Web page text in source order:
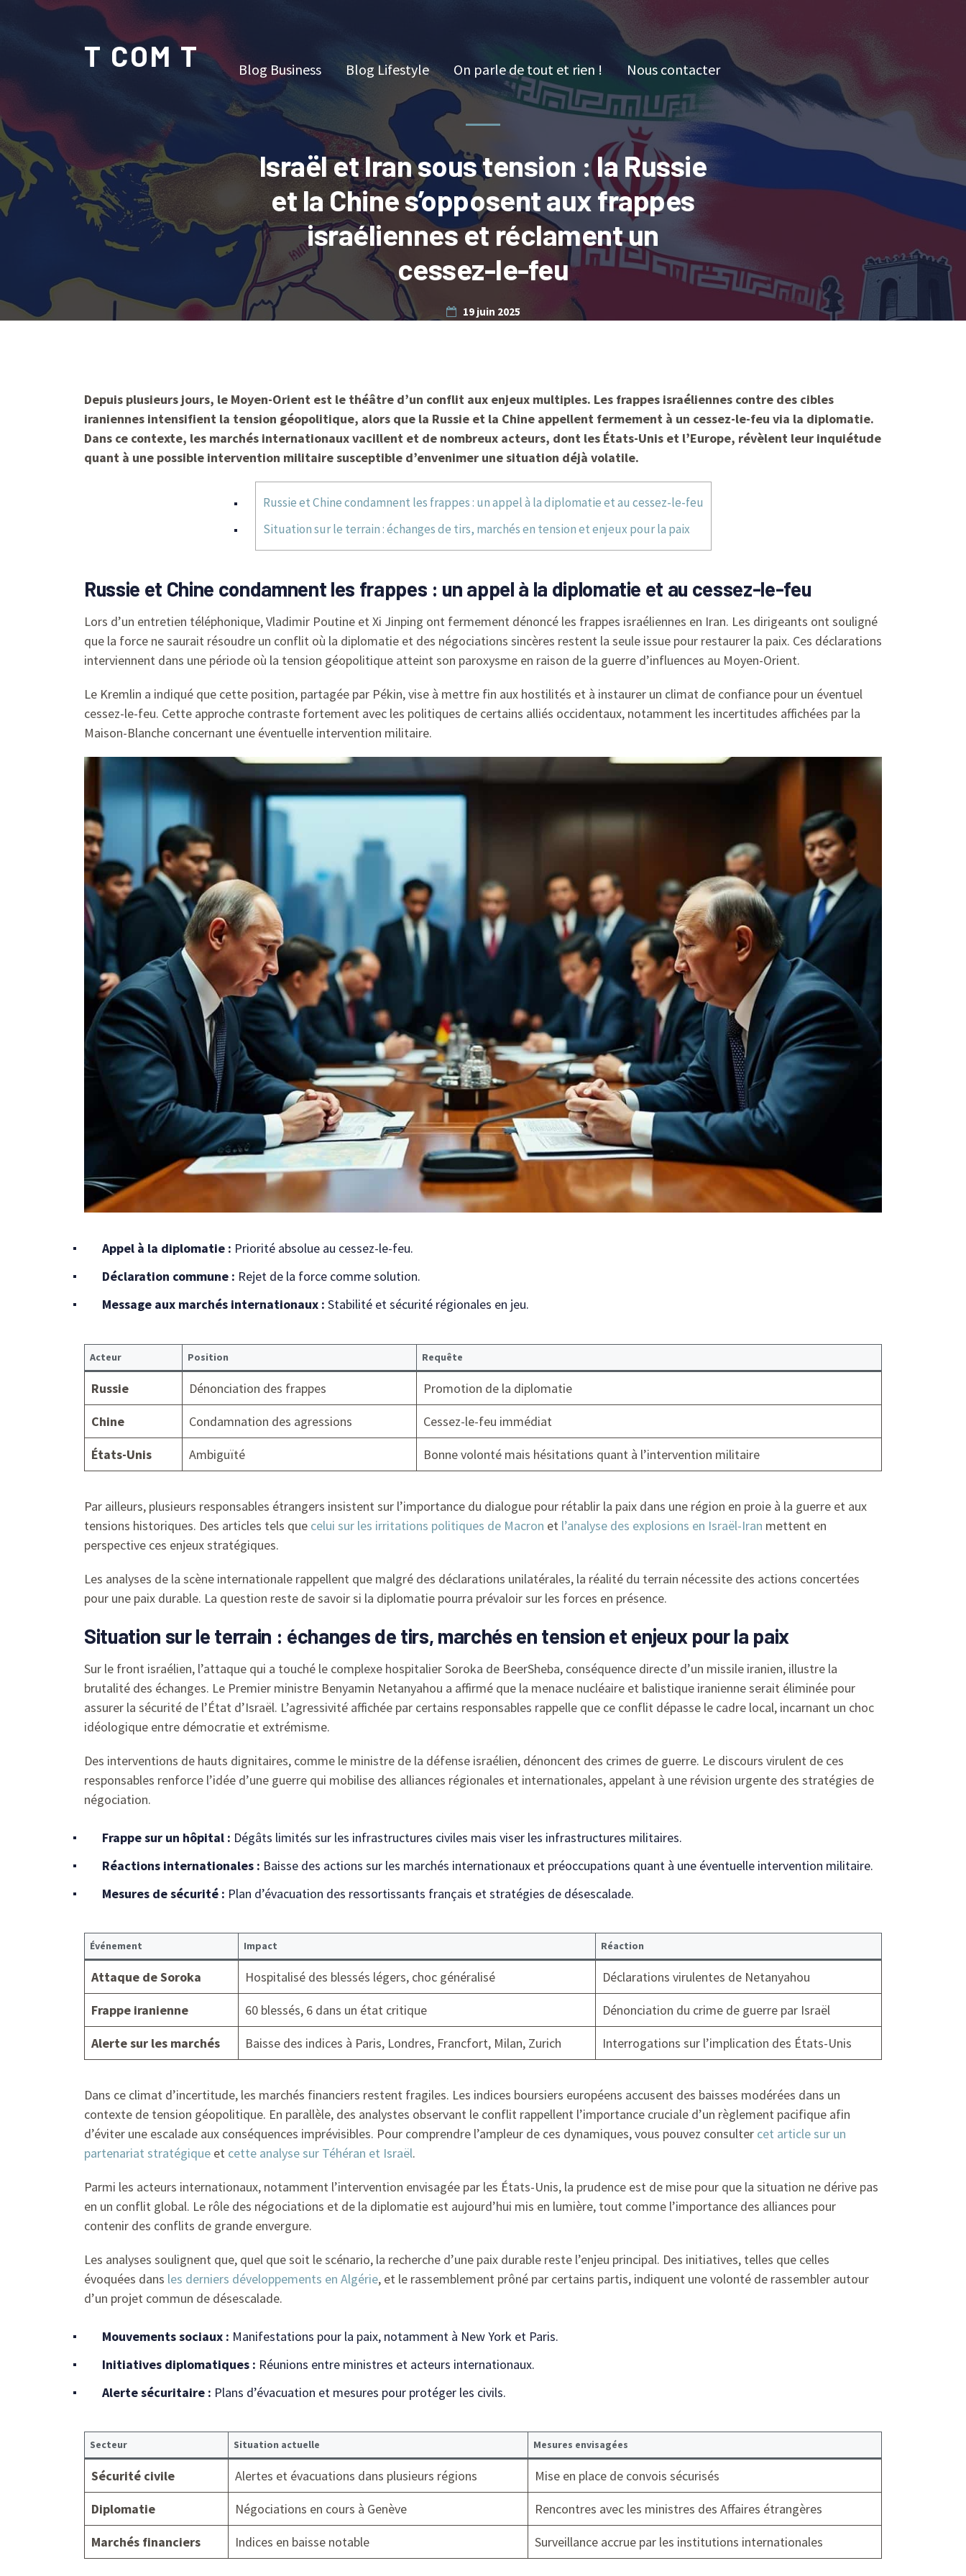
T COM T Blog Business Blog Lifestyle On parle de tout et rien ! Nous contacter
Israël et Iran sous tension : la Russie
et la Chine s’opposent aux frappes
israéliennes et réclament un
cessez-le-feu
19 juin 2025
Depuis plusieurs jours, le Moyen-Orient est le théâtre d’un conflit aux enjeux multiples. Les frappes israéliennes contre des cibles
iraniennes intensifient la tension géopolitique, alors que la Russie et la Chine appellent fermement à un cessez-le-feu via la diplomatie.
Dans ce contexte, les marchés internationaux vacillent et de nombreux acteurs, dont les États-Unis et l’Europe, révèlent leur inquiétude
quant à une possible intervention militaire susceptible d’envenimer une situation déjà volatile.
Russie et Chine condamnent les frappes : un appel à la diplomatie et au cessez-le-feu
Situation sur le terrain : échanges de tirs, marchés en tension et enjeux pour la paix
Russie et Chine condamnent les frappes : un appel à la diplomatie et au cessez-le-feu
Lors d’un entretien téléphonique, Vladimir Poutine et Xi Jinping ont fermement dénoncé les frappes israéliennes en Iran. Les dirigeants ont souligné
que la force ne saurait résoudre un conflit où la diplomatie et des négociations sincères restent la seule issue pour restaurer la paix. Ces déclarations
interviennent dans une période où la tension géopolitique atteint son paroxysme en raison de la guerre d’influences au Moyen-Orient.
Le Kremlin a indiqué que cette position, partagée par Pékin, vise à mettre fin aux hostilités et à instaurer un climat de confiance pour un éventuel
cessez-le-feu. Cette approche contraste fortement avec les politiques de certains alliés occidentaux, notamment les incertitudes affichées par la
Maison-Blanche concernant une éventuelle intervention militaire.
Appel à la diplomatie : Priorité absolue au cessez-le-feu.
Déclaration commune : Rejet de la force comme solution.
Message aux marchés internationaux : Stabilité et sécurité régionales en jeu.
Acteur Position Requête
Russie Dénonciation des frappes
Promotion de la diplomatie
Chine
Condamnation des agressions
Cessez-le-feu immédiat
États-Unis
Ambiguïté Bonne volonté mais hésitations quant à l’intervention militaire
Par ailleurs, plusieurs responsables étrangers insistent sur l’importance du dialogue pour rétablir la paix dans une région en proie à la guerre et aux
tensions historiques. Des articles tels que celui sur les irritations politiques de Macron et l’analyse des explosions en Israël-Iran mettent en
perspective ces enjeux stratégiques.
Les analyses de la scène internationale rappellent que malgré des déclarations unilatérales, la réalité du terrain nécessite des actions concertées
pour une paix durable. La question reste de savoir si la diplomatie pourra prévaloir sur les forces en présence.
Situation sur le terrain : échanges de tirs, marchés en tension et enjeux pour la paix
Sur le front israélien, l’attaque qui a touché le complexe hospitalier Soroka de BeerSheba, conséquence directe d’un missile iranien, illustre la
brutalité des échanges. Le Premier ministre Benyamin Netanyahou a affirmé que la menace nucléaire et balistique iranienne serait éliminée pour
assurer la sécurité de l’État d’Israël. L’agressivité affichée par certains responsables rappelle que ce conflit dépasse le cadre local, incarnant un choc
idéologique entre démocratie et extrémisme.
Des interventions de hauts dignitaires, comme le ministre de la défense israélien, dénoncent des crimes de guerre. Le discours virulent de ces
responsables renforce l’idée d’une guerre qui mobilise des alliances régionales et internationales, appelant à une révision urgente des stratégies de
négociation.
Frappe sur un hôpital : Dégâts limités sur les infrastructures civiles mais viser les infrastructures militaires.
Réactions internationales : Baisse des actions sur les marchés internationaux et préoccupations quant à une éventuelle intervention militaire.
Mesures de sécurité : Plan d’évacuation des ressortissants français et stratégies de désescalade.
Événement Impact Réaction
Attaque de Soroka Hospitalisé des blessés légers, choc généralisé
Déclarations virulentes de Netanyahou
Frappe iranienne
60 blessés, 6 dans un état critique
Dénonciation du crime de guerre par Israël
Alerte sur les marchés
Baisse des indices à Paris, Londres, Francfort, Milan, Zurich Interrogations sur l’implication des États-Unis
Dans ce climat d’incertitude, les marchés financiers restent fragiles. Les indices boursiers européens accusent des baisses modérées dans un
contexte de tension géopolitique. En parallèle, des analystes observant le conflit rappellent l’importance cruciale d’un règlement pacifique afin
d’éviter une escalade aux conséquences imprévisibles. Pour comprendre l’ampleur de ces dynamiques, vous pouvez consulter cet article sur un
partenariat stratégique et cette analyse sur Téhéran et Israël.
Parmi les acteurs internationaux, notamment l’intervention envisagée par les États-Unis, la prudence est de mise pour que la situation ne dérive pas
en un conflit global. Le rôle des négociations et de la diplomatie est aujourd’hui mis en lumière, tout comme l’importance des alliances pour
contenir des conflits de grande envergure.
Les analyses soulignent que, quel que soit le scénario, la recherche d’une paix durable reste l’enjeu principal. Des initiatives, telles que celles
évoquées dans les derniers développements en Algérie, et le rassemblement prôné par certains partis, indiquent une volonté de rassembler autour
d’un projet commun de désescalade.
Mouvements sociaux : Manifestations pour la paix, notamment à New York et Paris.
Initiatives diplomatiques : Réunions entre ministres et acteurs internationaux.
Alerte sécuritaire : Plans d’évacuation et mesures pour protéger les civils.
Secteur Situation actuelle Mesures envisagées
Sécurité civile Alertes et évacuations dans plusieurs régions
Mise en place de convois sécurisés
Diplomatie
Négociations en cours à Genève
Rencontres avec les ministres des Affaires étrangères
Marchés financiers
Indices en baisse notable Surveillance accrue par les institutions internationales